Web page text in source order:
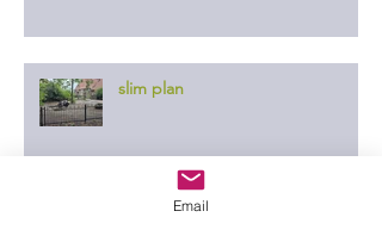
slim plan
Email